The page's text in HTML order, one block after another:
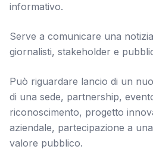
informativo.
Serve a comunicare una
giornalisti, stakeholder e
Può riguardare lancio di un
di una sede, partnership,
riconoscimento, progetto
aziendale, partecipazione a
valore pubblico.